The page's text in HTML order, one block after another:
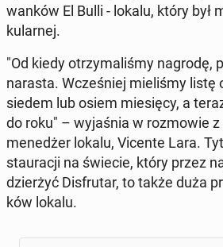
wan­ków El Bulli - lokalu, który był
ku­lar­nej.
"Od kiedy otrzy­ma­li­śmy nagrodę,
narasta. Wcze­śniej mie­li­śmy listę
siedem lub osiem mie­się­cy, a
do roku" – wy­ja­śnia w roz­mo­wie
me­ne­dżer lokalu, Vicente Lara.
stau­ra­cji na świecie, który przez
dzier­żyć Dis­fru­tar, to także duża
ków lokalu.